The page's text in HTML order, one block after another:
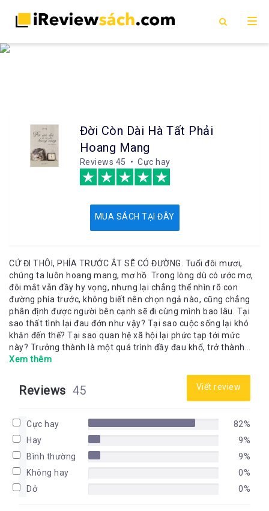
Đời Còn Dài Hà Tất Phải
Hoang Mang
Reviews 45 • Cực hay
MUA SÁCH TẠI ĐÂY
CỨ ĐI THÔI, PHÍA TRƯỚC ẮT SẼ CÓ ĐƯỜNG. Tuổi đôi mươi,
chúng ta luôn hoang mang, mơ hồ. Trong lòng dù có ước mơ,
đôi mắt vẫn đầy hy vọng, nhưng lại chẳng thể nhìn rõ con
đường phía trước, không biết nên chọn ngả nào, cũng chẳng
phân định được người bên cạnh sẽ đi cùng mình bao lâu. Tại
sao thất tình lại đau đớn như vậy? Tại sao cuộc sống lại khó
khăn đến thế? Tại sao quan hệ xã hội lại phức tạp tới mức
này? Trưởng thành là một quá trình đầy đau khổ, trở thành
người lớn chính là học cách chuyển hết mọi uất ức về chế độ
nào lấy lớp vỏ bọc cứng rắn, đổi sự con trẻ hồn nhiên lấy một
cái tôi già dặn trầm ổn. Mấy ai không chán nản? Mấy ai không
tuyệt vọng. Những ngôi sao sáng nhất luôn ở trên bầu trời đen
tối nhất. Bạn sẽ tìm thấy phiên bản hoàn hảo nhất khi bản
thân đang ở nghịch cảnh tồi tệ nhất. Trên đời này, vốn dĩ
không có đường cùng, chỉ có những ranh giới, bước qua vạch
xuất phát này sẽ đến một chặng đường khác. Những gì hôm
nay bạn phải chịu đựng, nhất định tương lai sẽ dùng phương
thức tốt hơn để trả lại cho bạn! Đường đời thực sự rất dài, hà
Xem thêm
Reviews 45 Viết review
Cực hay
82%
Hay
9%
Bình thường
9%
Không hay
0%
Dở
0%